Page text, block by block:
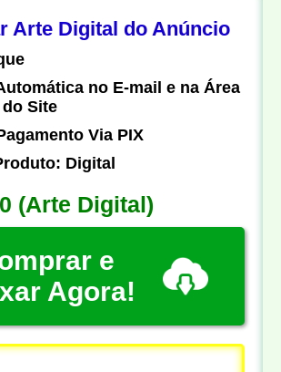
Arte Digital do Anúncio
no E-mail e na Área
Site
Via PIX
Digital
(Arte Digital)
e
Agora!